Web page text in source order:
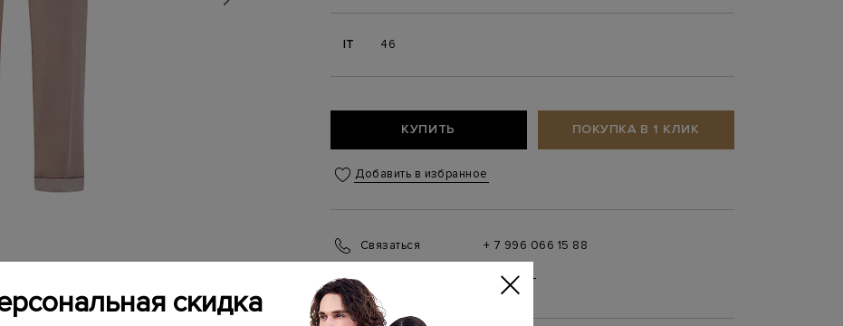
IT 46
КУПИТЬ ПОКУПКА В 1 КЛИК
Добавить в избранное
Связаться
+ 7 996 066 15 88
(ежедневно с 10:00 до 21:00)
скидка